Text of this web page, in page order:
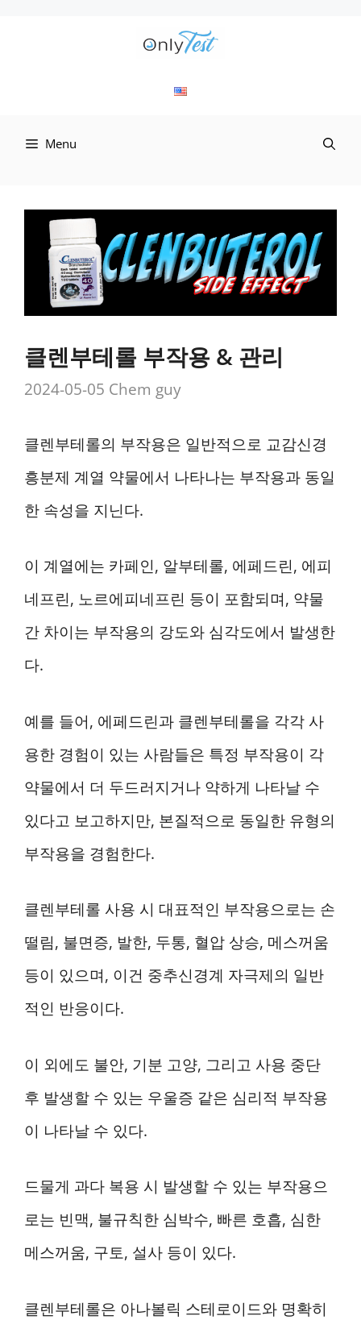
Menu
클렌부테롤 부작용 & 관리
2024-05-05 Chem guy
클렌부테롤의 부작용은 일반적으로 교감신경
흥분제 계열 약물에서 나타나는 부작용과 동일
한 속성을 지닌다.
이 계열에는 카페인, 알부테롤, 에페드린, 에피
네프린, 노르에피네프린 등이 포함되며, 약물
간 차이는 부작용의 강도와 심각도에서 발생한
다.
예를 들어, 에페드린과 클렌부테롤을 각각 사
용한 경험이 있는 사람들은 특정 부작용이 각
약물에서 더 두드러지거나 약하게 나타날 수
있다고 보고하지만, 본질적으로 동일한 유형의
부작용을 경험한다.
클렌부테롤 사용 시 대표적인 부작용으로는 손
떨림, 불면증, 발한, 두통, 혈압 상승, 메스꺼움
등이 있으며, 이건 중추신경계 자극제의 일반
적인 반응이다.
이 외에도 불안, 기분 고양, 그리고 사용 중단
후 발생할 수 있는 우울증 같은 심리적 부작용
이 나타날 수 있다.
드물게 과다 복용 시 발생할 수 있는 부작용으
로는 빈맥, 불규칙한 심박수, 빠른 호흡, 심한
메스꺼움, 구토, 설사 등이 있다.
클렌부테롤은 아나볼릭 스테로이드와 명확히